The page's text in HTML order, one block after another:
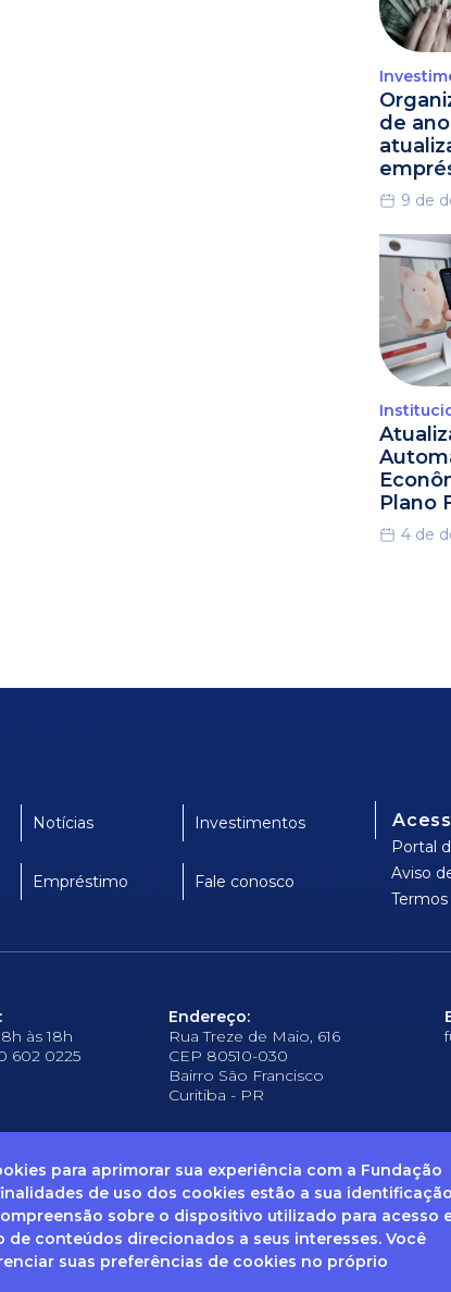
para aprimorar sua experiência com a Fundação
de uso dos cookies estão a sua identificação
sobre o dispositivo utilizado para acesso
de conteúdos direcionados a seus interesses. Você
suas preferências de cookies no próprio
de
9 de
Plano
4 de
Notícias Investimentos
Empréstimo Fale conosco
Portal
Aviso
às 18h
602 0225
Endereço:
Rua Treze de Maio, 616
CEP 80510-030
Bairro São Francisco
Curitiba - PR
Canal de Denúncias Solicitação de informações Documentos